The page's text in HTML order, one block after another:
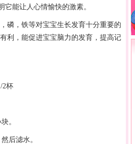
能让人心情愉快的激素。
，铁等对宝宝生长发育十分重要的
利，能促进宝宝脑力的发育，提高记
2杯
。
后滤水。